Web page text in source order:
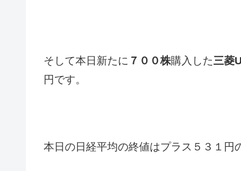
そして本日新たに ７００株購入した三菱
円です。
本日の日経平均の終値はプラス５３１円